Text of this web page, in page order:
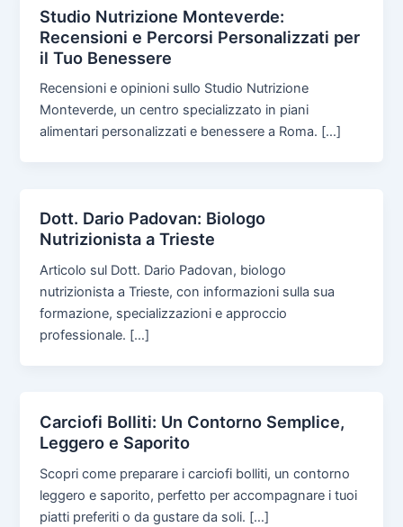
Studio Nutrizione Monteverde:
Recensioni e Percorsi Personalizzati per
il Tuo Benessere
Recensioni e opinioni sullo Studio Nutrizione
Monteverde, un centro specializzato in piani
alimentari personalizzati e benessere a Roma. […]
Dott. Dario Padovan: Biologo
Nutrizionista a Trieste
Articolo sul Dott. Dario Padovan, biologo
nutrizionista a Trieste, con informazioni sulla sua
formazione, specializzazioni e approccio
professionale. […]
Carciofi Bolliti: Un Contorno Semplice,
Leggero e Saporito
Scopri come preparare i carciofi bolliti, un contorno
leggero e saporito, perfetto per accompagnare i tuoi
piatti preferiti o da gustare da soli. […]